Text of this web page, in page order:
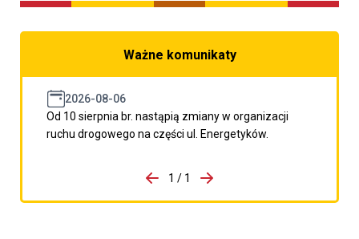
Ważne komunikaty
2026-08-06
Od 10 sierpnia br. nastąpią zmiany w organizacji
ruchu drogowego na części ul. Energetyków.
porzpedniego komunikatu
1 / 1
Przejdź do następnego